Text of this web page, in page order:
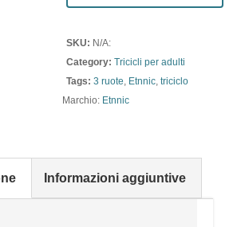
SKU: N/A:
Category: Tricicli per adulti
Tags: 3 ruote, Etnnic, triciclo
Marchio: Etnnic
Informazioni aggiuntive